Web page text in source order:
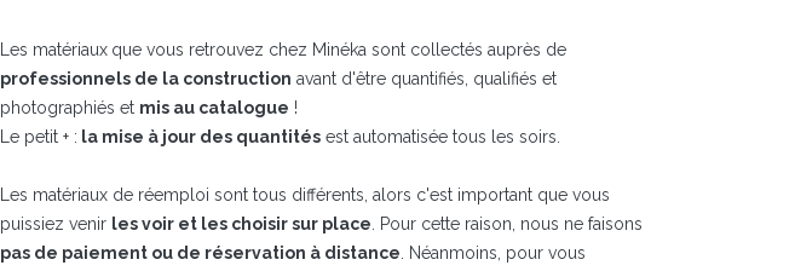
Les matériaux que vous retrouvez chez Minéka sont collectés auprès de
professionnels de la construction avant d'être quantifiés, qualifiés et
photographiés et mis au catalogue !
Le petit + : la mise à jour des quantités est automatisée tous les soirs.
Les matériaux de réemploi sont tous différents, alors c'est important que vous
puissiez venir les voir et les choisir sur place . Pour cette raison, nous ne faisons
pas de paiement ou de réservation à distance . Néanmoins, pour vous